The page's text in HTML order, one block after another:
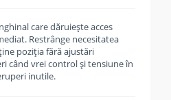
care dăruiește acces
Restrânge necesitatea
poziția fără ajustări
când vrei control și tensiune în
inutile.